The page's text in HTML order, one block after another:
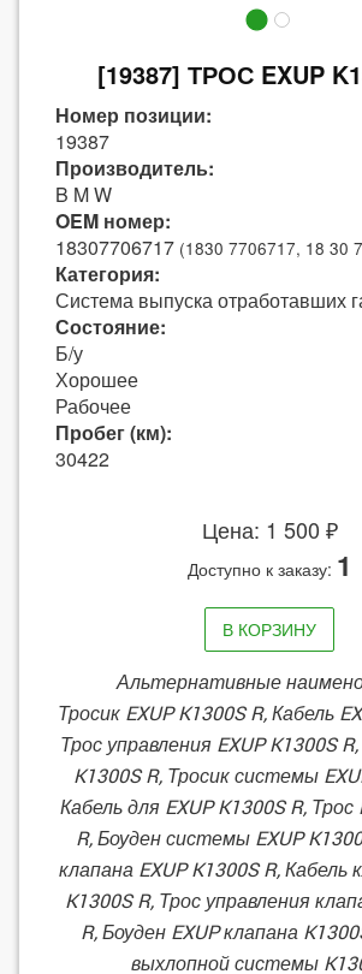
[19387] ТРОС EXUP
Номер позиции:
19387
Производитель:
B M W
OEM номер:
18307706717 (1830 7706717, 18 30
Категория:
Система выпуска отработавших
Состояние:
Б/у
Хорошее
Рабочее
Пробег (км):
30422
Цена: 1 500 ₽
Доступно к заказу: 1
В КОРЗИНУ
Альтернативные
Тросик EXUP K1300S R, Кабель
Трос управления EXUP K1300S
K1300S R, Тросик системы
Кабель для EXUP K1300S R, Трос
R, Боуден системы EXUP
клапана EXUP K1300S R, Кабель
K1300S R, Трос управления
R, Боуден EXUP клапана
выхлопной системы